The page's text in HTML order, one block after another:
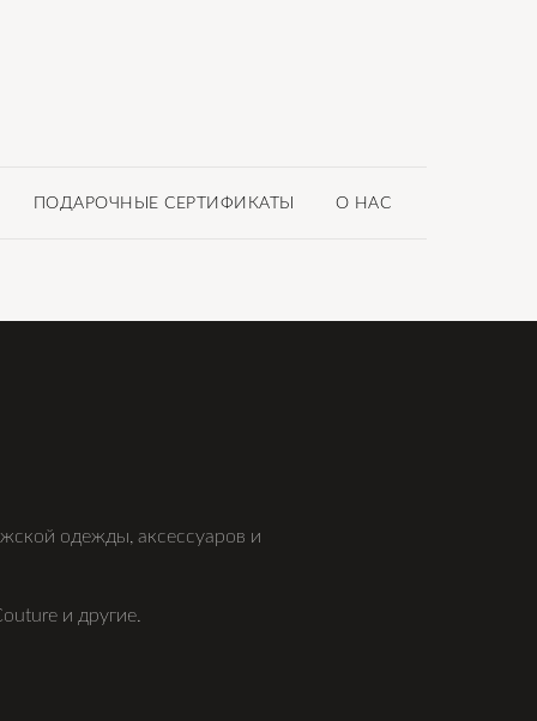
ПОДАРОЧНЫЕ СЕРТИФИКАТЫ О НАС
одежды, аксессуаров и
и другие.